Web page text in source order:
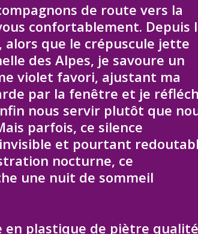
de route vers la
confortablement. Depuis
alors que le crépuscule jette
des Alpes, je savoure un
violet favori, ajustant ma
par la fenêtre et je
nous servir plutôt que
parfois, ce silence
et pourtant
nocturne, ce
une nuit de sommeil
en plastique de piètre qualité